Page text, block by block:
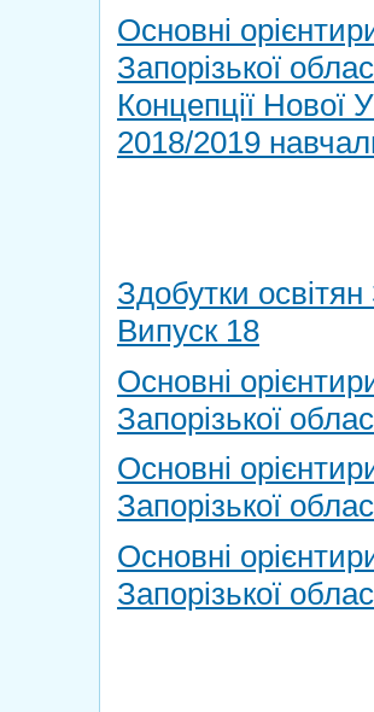
Основні
Запорізької
Концепції Нової
2018/2019
Здобутки освітян
Випуск 18
Основні
Запорізької
Основні
Запорізької
Основні
Запорізької